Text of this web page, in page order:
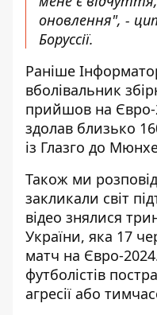
оновлення", -
Боруссії.
Раніше
вболівальник
прийшов на Євро-
здолав близько
із Глазго до
Також ми
закликали світ
відео знялися
України, яка 17
матч на Євро-
футболістів
агресії або